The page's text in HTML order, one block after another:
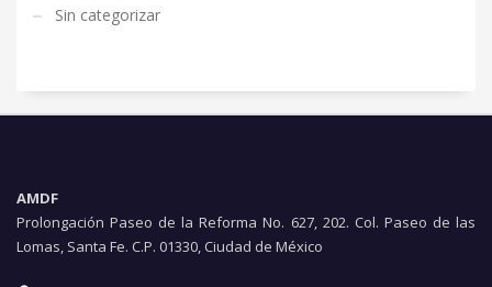
Sin categorizar
AMDF
Prolongación Paseo de la Reforma No. 627, 202. Col. Paseo de las
Lomas, Santa Fe. C.P. 01330, Ciudad de México